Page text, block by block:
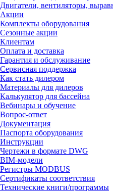
Двигатели, вентиляторы,
Акции
Комплекты оборудования
Сезонные акции
Клиентам
Оплата и доставка
Гарантия и обслуживание
Сервисная поддержка
Как стать дилером
Материалы для дилеров
Калькулятор для бассейна
Вебинары и обучение
Вопрос-ответ
Документация
Паспорта оборудования
Инструкции
Чертежи в формате DWG
BIM-модели
Регистры MODBUS
Сертификаты соответствия
Технические книги/программы